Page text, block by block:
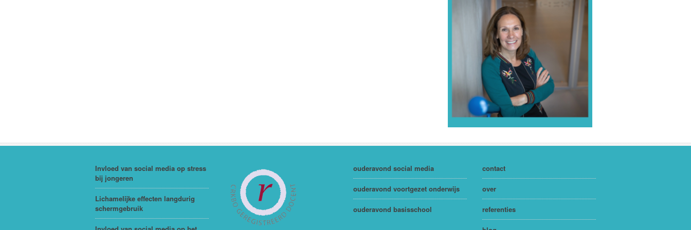
Invloed van social media op stress
bij jongeren
Lichamelijke effecten langdurig
schermgebruik
ouderavond social media
ouderavond voortgezet onderwijs
ouderavond basisschool
contact
over
referenties